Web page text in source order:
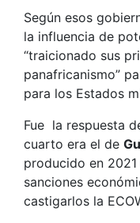
Según esos
la influencia de
“traicionado sus
panafricanismo”
para los Estados
Fue la respuesta
cuarto era el de
producido en
sanciones
castigarlos la